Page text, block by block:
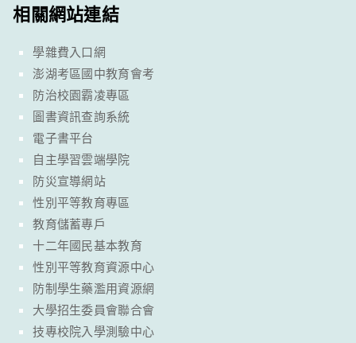
相關網站連結
學雜費入口網
澎湖考區國中教育會考
防治校園霸凌專區
圖書資訊查詢系統
電子書平台
自主學習雲端學院
防災宣導網站
性別平等教育專區
教育儲蓄專戶
十二年國民基本教育
性別平等教育資源中心
防制學生藥濫用資源網
大學招生委員會聯合會
技專校院入學測驗中心